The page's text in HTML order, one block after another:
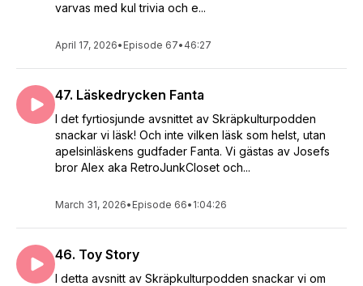
varvas med kul trivia och e...
April 17, 2026• Episode 67• 46:27
47. Läskedrycken Fanta
I det fyrtiosjunde avsnittet av Skräpkulturpodden
snackar vi läsk! Och inte vilken läsk som helst, utan
apelsinläskens gudfader Fanta. Vi gästas av Josefs
bror Alex aka RetroJunkCloset och...
March 31, 2026• Episode 66• 1:04:26
46. Toy Story
I detta avsnitt av Skräpkulturpodden snackar vi om